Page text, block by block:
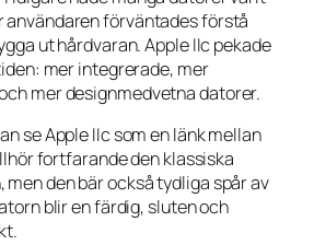
användaren förväntades förstå
ut hårdvaran. Apple IIc pekade
mer integrerade, mer
mer designmedvetna datorer.
se Apple IIc som en länk mellan
fortfarande den klassiska
den bär också tydliga spår av
blir en färdig, sluten och